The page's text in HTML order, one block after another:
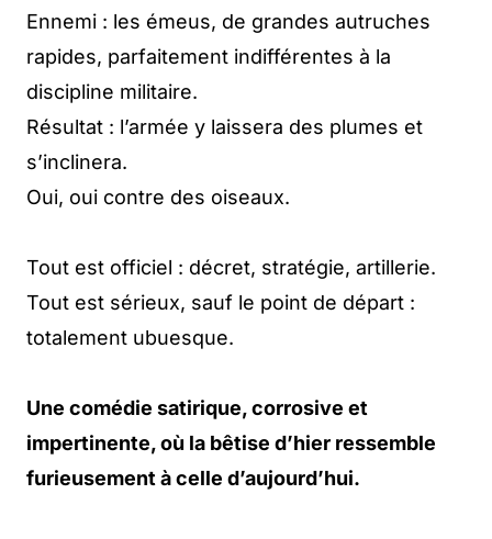
Ennemi : les émeus, de grandes autruches
rapides, parfaitement indifférentes à la
discipline militaire.
Résultat : l’armée y laissera des plumes et
s’inclinera.
Oui, oui contre des oiseaux.
Tout est officiel : décret, stratégie, artillerie.
Tout est sérieux, sauf le point de départ :
totalement ubuesque.
Une comédie satirique, corrosive et
impertinente, où la bêtise d’hier ressemble
furieusement à celle d’aujourd’hui.